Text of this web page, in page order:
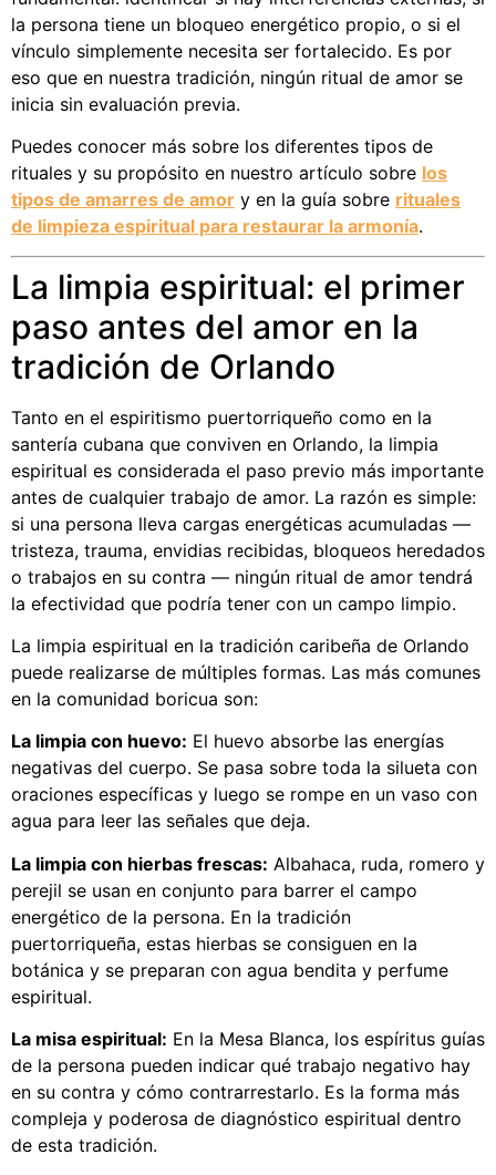
la persona tiene un bloqueo energético propio, o si el
vínculo simplemente necesita ser fortalecido. Es por
eso que en nuestra tradición, ningún ritual de amor se
inicia sin evaluación previa.
Puedes conocer más sobre los diferentes tipos de
rituales y su propósito en nuestro artículo sobre los
tipos de amarres de amor y en la guía sobre rituales
de limpieza espiritual para restaurar la armonía.
La limpia espiritual: el primer
paso antes del amor en la
tradición de Orlando
Tanto en el espiritismo puertorriqueño como en la
santería cubana que conviven en Orlando, la limpia
espiritual es considerada el paso previo más importante
antes de cualquier trabajo de amor. La razón es simple:
si una persona lleva cargas energéticas acumuladas —
tristeza, trauma, envidias recibidas, bloqueos heredados
o trabajos en su contra — ningún ritual de amor tendrá
la efectividad que podría tener con un campo limpio.
La limpia espiritual en la tradición caribeña de Orlando
puede realizarse de múltiples formas. Las más comunes
en la comunidad boricua son:
La limpia con huevo: El huevo absorbe las energías
negativas del cuerpo. Se pasa sobre toda la silueta con
oraciones específicas y luego se rompe en un vaso con
agua para leer las señales que deja.
La limpia con hierbas frescas: Albahaca, ruda, romero y
perejil se usan en conjunto para barrer el campo
energético de la persona. En la tradición
puertorriqueña, estas hierbas se consiguen en la
botánica y se preparan con agua bendita y perfume
espiritual.
La misa espiritual: En la Mesa Blanca, los espíritus guías
de la persona pueden indicar qué trabajo negativo hay
en su contra y cómo contrarrestarlo. Es la forma más
compleja y poderosa de diagnóstico espiritual dentro
de esta tradición.